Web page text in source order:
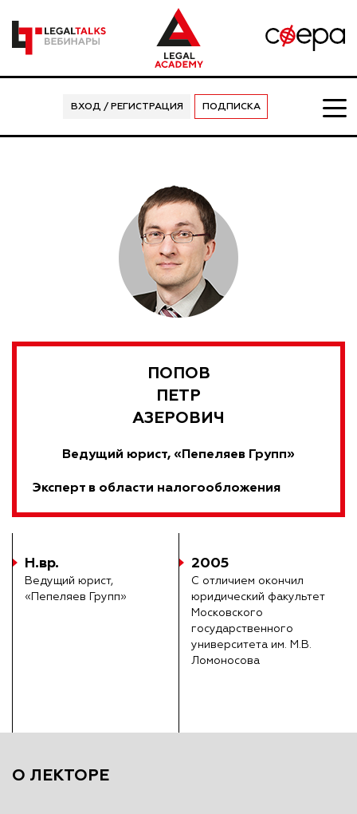
ВХОД / РЕГИСТРАЦИЯ ПОДПИСКА
ПОПОВ
ПЕТР
АЗЕРОВИЧ
Ведущий юрист, «Пепеляев Групп»
Эксперт в области налогообложения
Н.вр.
Ведущий юрист,
«Пепеляев Групп»
2005
С отличием окончил
юридический факультет
Московского
государственного
университета им. М.В.
Ломоносова
О ЛЕКТОРЕ